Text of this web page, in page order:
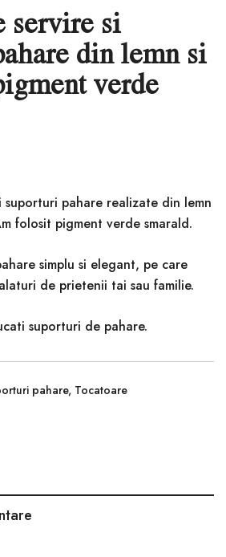
servire si
din lemn si
verde
suporturi pahare realizate din lemn
folosit pigment verde smarald.
simplu si elegant, pe care
de prietenii tai sau familie.
suporturi de pahare.
pahare, Tocatoare